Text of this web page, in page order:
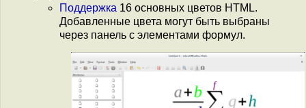
Поддержка 16 основных цветов HTML.
Добавленные цвета могут быть выбраны
через панель с элементами формул.